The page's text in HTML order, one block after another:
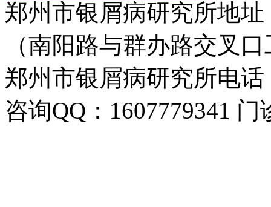
郑州市银屑病研究所地
（南阳路与群办路交叉
郑州市银屑病研究所电话
咨询QQ：1607779341